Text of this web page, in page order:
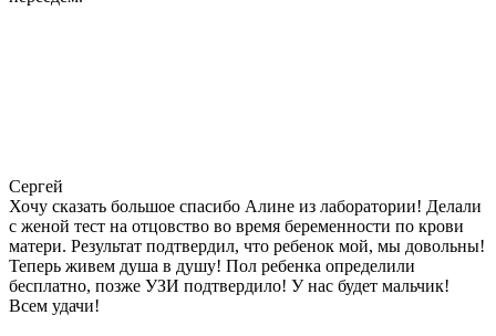
Сергей
Хочу сказать большое спасибо Алине из лаборатории! Делали
с женой тест на отцовство во время беременности по крови
матери. Результат подтвердил, что ребенок мой, мы довольны!
Теперь живем душа в душу! Пол ребенка определили
бесплатно, позже УЗИ подтвердило! У нас будет мальчик!
Всем удачи!